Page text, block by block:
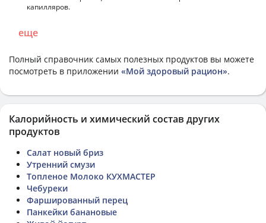
капилляров.
еще
Полный справочник самых полезных продуктов вы можете
посмотреть в приложении «Мой здоровый рацион».
Калорийность и химический состав других
продуктов
Салат новый бриз
Утренний смузи
Топленое Молоко КУХМАСТЕР
Чебуреки
Фаршированный перец
Панкейки банановые